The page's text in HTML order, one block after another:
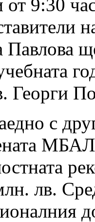
9:30
Павлова
Георги
с
лв.